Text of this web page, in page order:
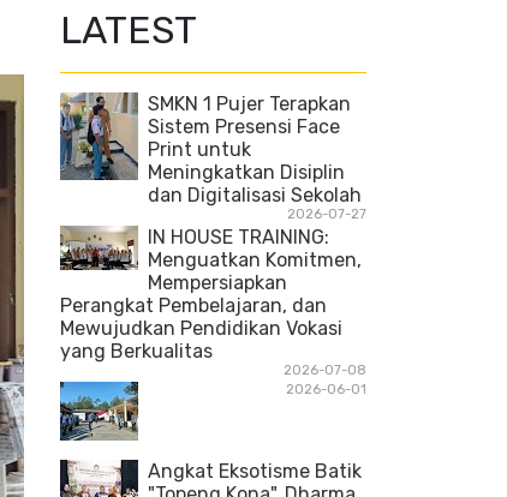
LATEST
SMKN 1 Pujer Terapkan
Sistem Presensi Face
Print untuk
Meningkatkan Disiplin
dan Digitalisasi Sekolah
2026-07-27
IN HOUSE TRAINING:
Menguatkan Komitmen,
Mempersiapkan
Perangkat Pembelajaran, dan
Mewujudkan Pendidikan Vokasi
yang Berkualitas
2026-07-08
2026-06-01
Angkat Eksotisme Batik